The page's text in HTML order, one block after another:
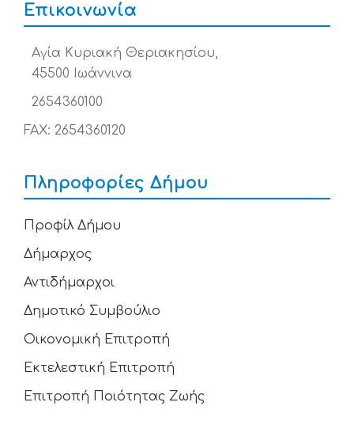
Επικοινωνία
Αγία Κυριακή Θεριακησίου,
45500 Ιωάννινα
2654360100
FAX: 2654360120
Πληροφορίες Δήμου
Προφίλ Δήμου
Δήμαρχος
Αντιδήμαρχοι
Δημοτικό Συμβούλιο
Οικονομική Επιτροπή
Εκτελεστική Επιτροπή
Επιτροπή Ποιότητας Ζωής